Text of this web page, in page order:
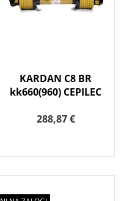
KARDAN C8 BR
kk660(960) CEPILEC
288,87 €